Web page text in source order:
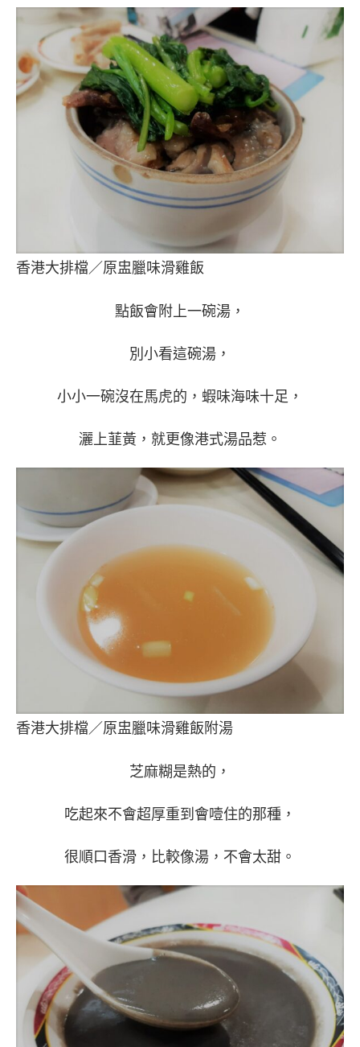
香港大排檔／原盅臘味滑雞飯
點飯會附上一碗湯，
別小看這碗湯，
小小一碗沒在馬虎的，蝦味海味十足，
灑上韮黃，就更像港式湯品惹。
香港大排檔／原盅臘味滑雞飯附湯
芝麻糊是熱的，
吃起來不會超厚重到會噎住的那種，
很順口香滑，比較像湯，不會太甜。